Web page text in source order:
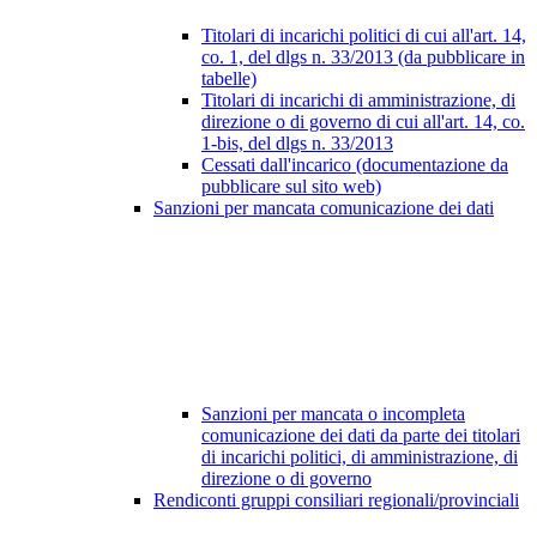
Titolari di incarichi politici di cui all'art. 14,
co. 1, del dlgs n. 33/2013 (da pubblicare in
tabelle)
Titolari di incarichi di amministrazione, di
direzione o di governo di cui all'art. 14, co.
1-bis, del dlgs n. 33/2013
Cessati dall'incarico (documentazione da
pubblicare sul sito web)
Sanzioni per mancata comunicazione dei dati
Sanzioni per mancata o incompleta
comunicazione dei dati da parte dei titolari
di incarichi politici, di amministrazione, di
direzione o di governo
Rendiconti gruppi consiliari regionali/provinciali